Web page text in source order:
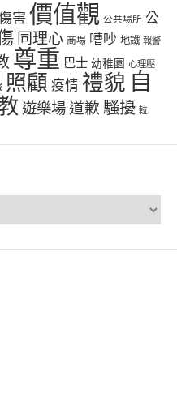
害 價值觀 公共場所 公
同理心 商場 嘈吵 地鐵 報警
尊重 巴士 幼稚園 心理壓
照顧 疫情 禮貌 自
遊樂場道歉 騷擾 𨋢